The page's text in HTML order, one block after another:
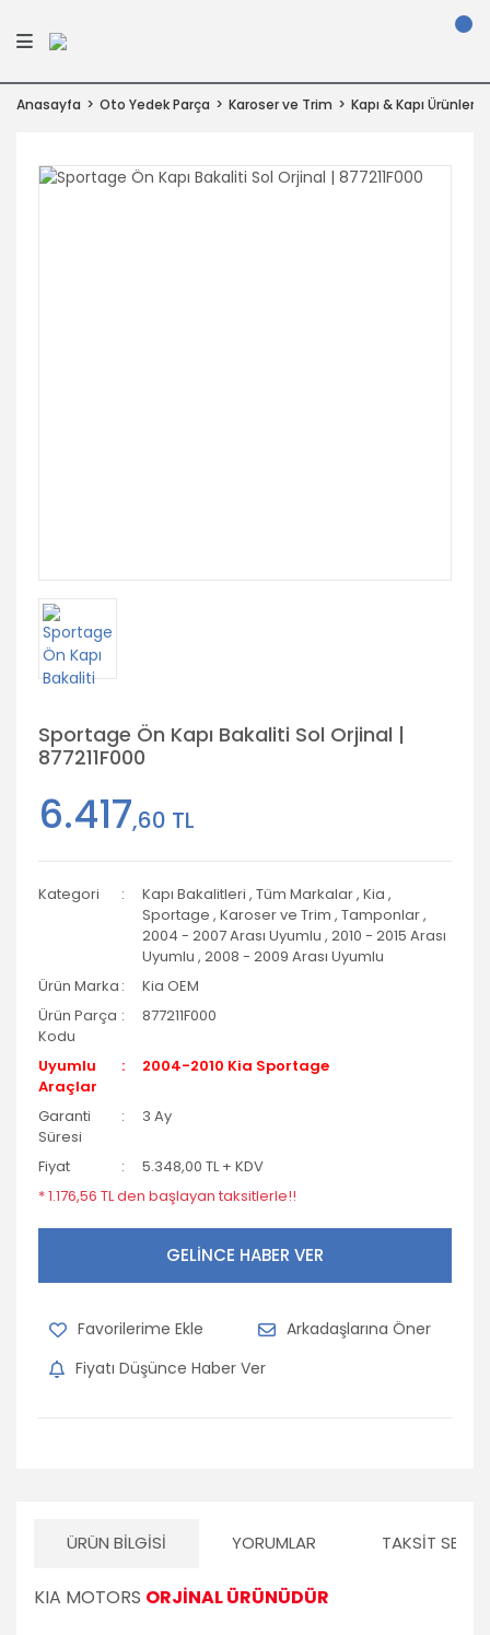
Anasayfa Oto Yedek Parça Karoser ve Trim Kapı & Kapı Ürünleri
Sportage Ön Kapı Bakaliti Sol Orjinal |
877211F000
6.417,60 TL
Kategori Kapı Bakalitleri , Tüm Markalar, Kia ,
Sportage , Karoser ve Trim , Tamponlar,
2004 - 2007 Arası Uyumlu , 2010 - 2015 Arası
Uyumlu , 2008 - 2009 Arası Uyumlu
Ürün Marka
Kia OEM
Ürün Parça
Kodu
877211F000
Uyumlu
Araçlar
2004-2010 Kia Sportage
Garanti
Süresi
3 Ay
Fiyat
5.348,00 TL + KDV
* 1.176,56 TL den başlayan taksitlerle!!
GELİNCE HABER VER
Arkadaşlarına Öner
Fiyatı Düşünce Haber Ver
ÜRÜN BILGISI YORUMLAR TAKSIT
KIA MOTORS ORJİNAL ÜRÜNÜDÜR